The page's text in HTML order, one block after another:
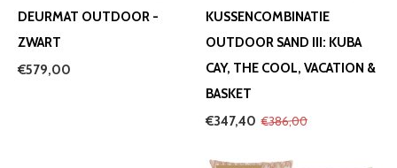
DEURMAT OUTDOOR -
ZWART
€579,00
KUSSENCOMBINATIE
OUTDOOR SAND III: KUBA
CAY, THE COOL, VACATION &
BASKET
€347,40 €386,00